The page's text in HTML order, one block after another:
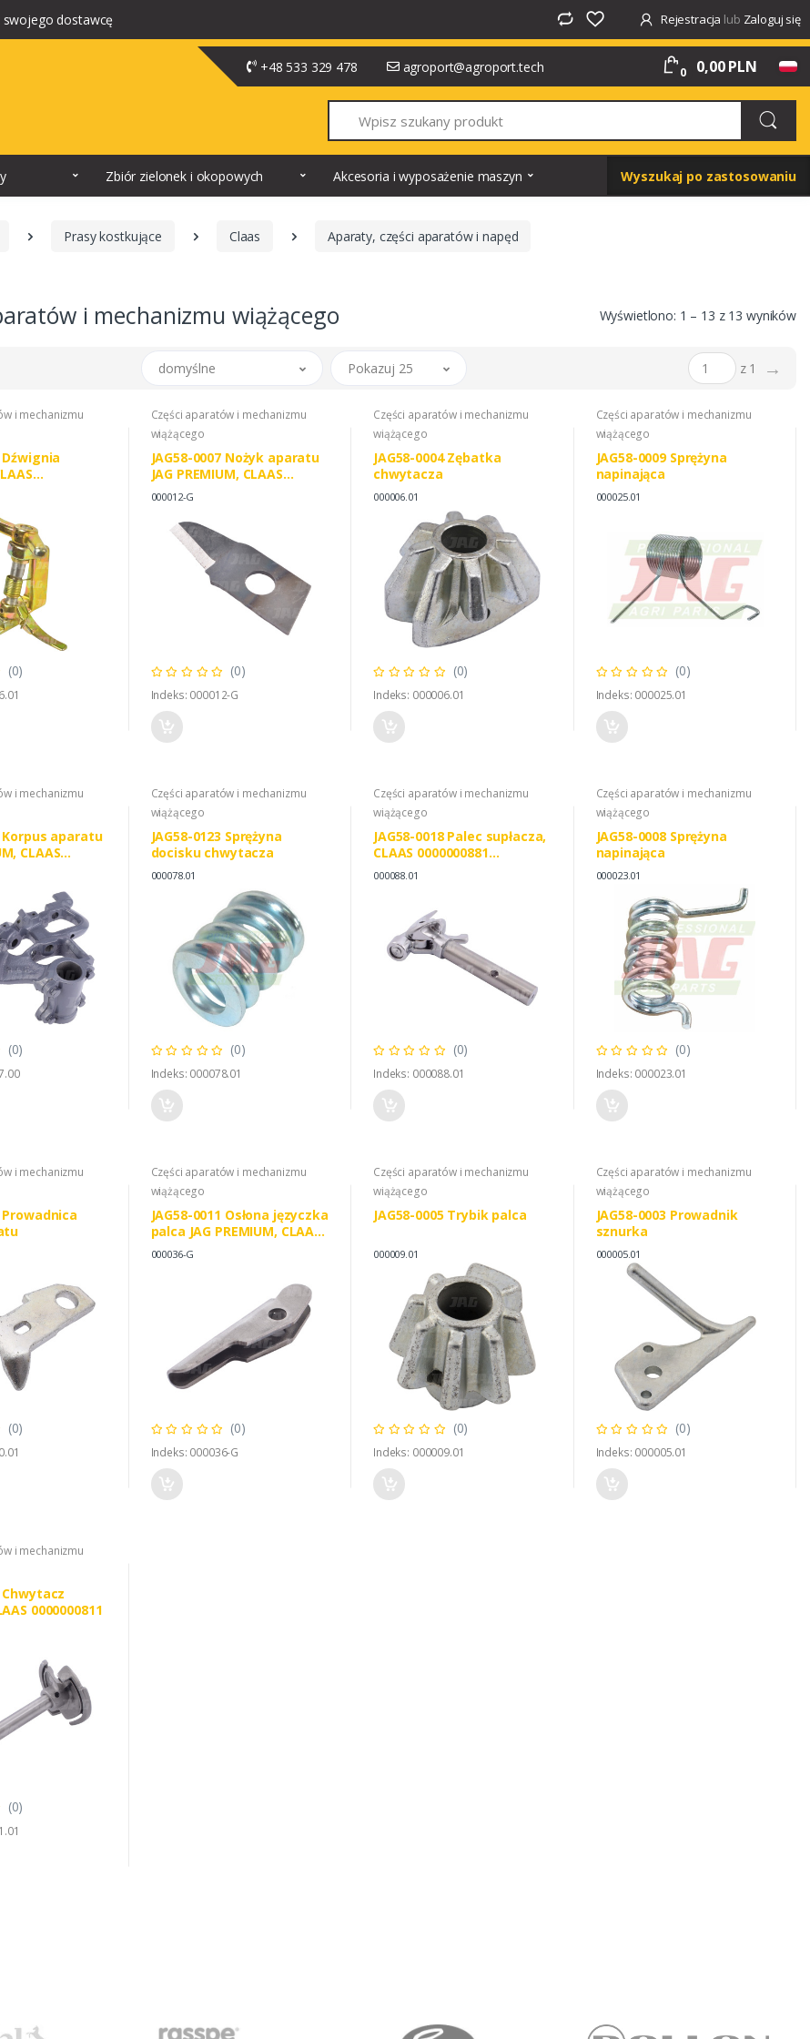
swojego dostawcę Rejestracja lub Zaloguj się
+48 533 329 478 agroport@agroport.tech 0 0,00 PLN
Zbiór zielonek i okopowych Akcesoria i wyposażenie maszyn Wyszukaj po zastosowaniu
Prasy kostkujące Claas
Aparaty, części aparatów i napęd
i mechanizmu wiążącego Wyświetlono: 1 – 13 z 13 wyników
domyślne Pokazuj 25 z 1 →
i mechanizmu
Dźwignia
(0)
Części aparatów i mechanizmu
wiążącego
JAG58-0007 Nożyk aparatu
JAG PREMIUM, CLAAS
0000000121
000012-G
(0)
Indeks: 000012-G
Części aparatów i mechanizmu
wiążącego
JAG58-0004 Zębatka
chwytacza
000006.01
(0)
Indeks: 000006.01
Części aparatów i mechanizmu
wiążącego
JAG58-0009 Sprężyna
napinająca
000025.01
(0)
Indeks: 000025.01
i mechanizmu
Korpus aparatu
CLAAS
(0)
Części aparatów i mechanizmu
wiążącego
JAG58-0123 Sprężyna
docisku chwytacza
000078.01
(0)
Indeks: 000078.01
Części aparatów i mechanizmu
wiążącego
JAG58-0018 Palec supłacza,
CLAAS 0000000881
0008085550
000088.01
(0)
Indeks: 000088.01
Części aparatów i mechanizmu
wiążącego
JAG58-0008 Sprężyna
napinająca
000023.01
(0)
Indeks: 000023.01
i mechanizmu
Prowadnica
(0)
Części aparatów i mechanizmu
wiążącego
JAG58-0011 Osłona języczka
palca JAG PREMIUM, CLAAS
0000000362
000036-G
(0)
Indeks: 000036-G
Części aparatów i mechanizmu
wiążącego
JAG58-0005 Trybik palca
000009.01
(0)
Indeks: 000009.01
Części aparatów i mechanizmu
wiążącego
JAG58-0003 Prowadnik
sznurka
000005.01
(0)
Indeks: 000005.01
i mechanizmu
Chwytacz
0000000811
(0)